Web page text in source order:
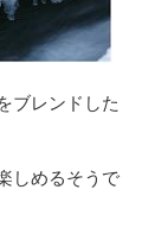
ブレンドした
しめるそうで